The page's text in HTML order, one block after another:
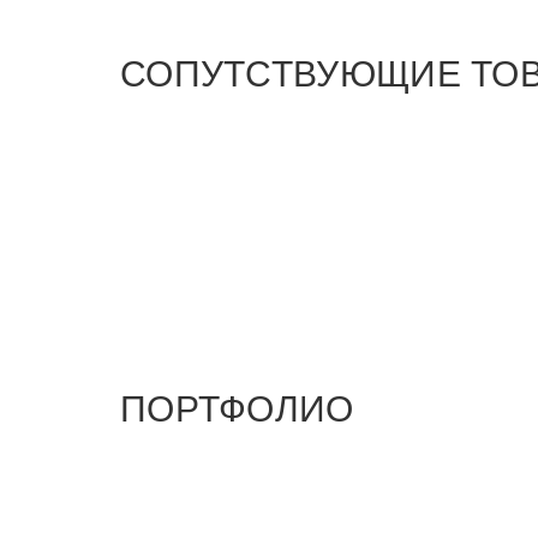
СОПУТСТВУЮЩИЕ
ПОРТФОЛИО